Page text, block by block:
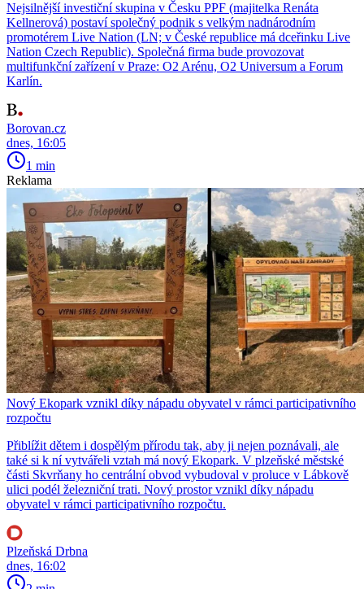
Nejsilnější investiční skupina v Česku PPF (majitelka Renáta
Kellnerová) postaví společný podnik s velkým nadnárodním
promotérem Live Nation (LN; v České republice má dceřinku Live
Nation Czech Republic). Společná firma bude provozovat
multifunkční zařízení v Praze: O2 Arénu, O2 Universum a Forum
Karlín.
Borovan.cz
dnes, 16:05
1 min
Reklama
Nový Ekopark vznikl díky nápadu obyvatel v rámci participativního
rozpočtu
Přiblížit dětem i dospělým přírodu tak, aby ji nejen poznávali, ale
také si k ní vytvářeli vztah má nový Ekopark. V plzeňské městské
části Skvrňany ho centrální obvod vybudoval v proluce v Lábkově
ulici podél železniční trati. Nový prostor vznikl díky nápadu
obyvatel v rámci participativního rozpočtu.
Plzeňská Drbna
dnes, 16:02